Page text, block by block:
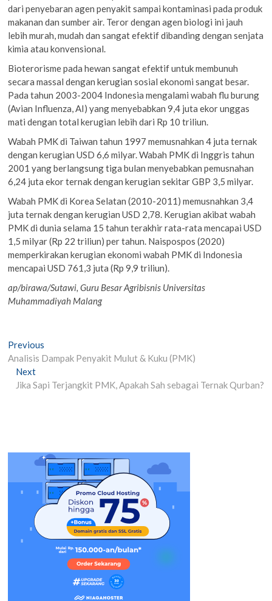
dari penyebaran agen penyakit sampai kontaminasi pada produk
makanan dan sumber air. Teror dengan agen biologi ini jauh
lebih murah, mudah dan sangat efektif dibanding dengan senjata
kimia atau konvensional.
Bioterorisme pada hewan sangat efektif untuk membunuh
secara massal dengan kerugian sosial ekonomi sangat besar.
Pada tahun 2003-2004 Indonesia mengalami wabah flu burung
(Avian Influenza, AI) yang menyebabkan 9,4 juta ekor unggas
mati dengan total kerugian lebih dari Rp 10 triliun.
Wabah PMK di Taiwan tahun 1997 memusnahkan 4 juta ternak
dengan kerugian USD 6,6 milyar. Wabah PMK di Inggris tahun
2001 yang berlangsung tiga bulan menyebabkan pemusnahan
6,24 juta ekor ternak dengan kerugian sekitar GBP 3,5 milyar.
Wabah PMK di Korea Selatan (2010-2011) memusnahkan 3,4
juta ternak dengan kerugian USD 2,78. Kerugian akibat wabah
PMK di dunia selama 15 tahun terakhir rata-rata mencapai USD
1,5 milyar (Rp 22 triliun) per tahun. Naispospos (2020)
memperkirakan kerugian ekonomi wabah PMK di Indonesia
mencapai USD 761,3 juta (Rp 9,9 triliun).
ap/birawa/Sutawi, Guru Besar Agribisnis Universitas
Muhammadiyah Malang
Post
navigation
Previous
post:
Analisis Dampak Penyakit Mulut & Kuku (PMK)
NextNext
post:
Jika Sapi Terjangkit PMK, Apakah Sah sebagai Ternak Qurban?